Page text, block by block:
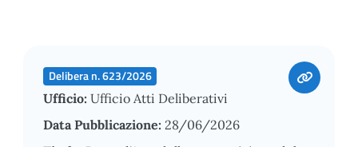
Delibera n. 623/2026
Ufficio: Ufficio Atti Deliberativi
Data Pubblicazione: 28/06/2026